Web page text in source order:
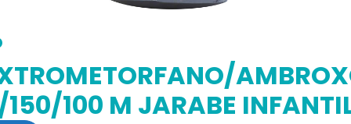
150/100 M JARABE